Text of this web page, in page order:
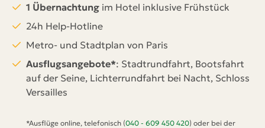
1 Übernachtung im Hotel inklusive Frühstück
24h Help-Hotline
Metro- und Stadtplan von Paris
Ausflugsangebote*: Stadtrundfahrt, Bootsfahrt
auf der Seine, Lichterrundfahrt bei Nacht, Schloss
Versailles
*Ausflüge online, telefonisch (040 - 609 450 420) oder bei der